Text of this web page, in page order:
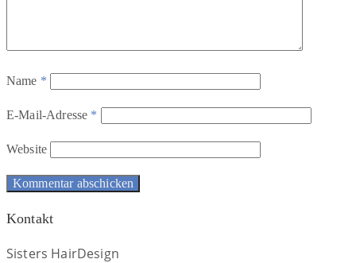
Name *
E-Mail-Adresse *
Website
Kontakt
Sisters HairDesign